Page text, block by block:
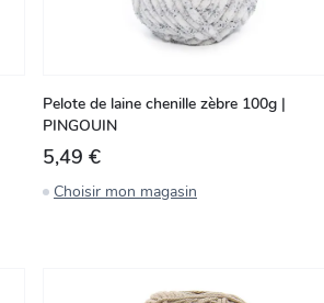
Pelote de laine chenille zèbre 100g |
PINGOUIN
5,49 €
Choisir mon magasin